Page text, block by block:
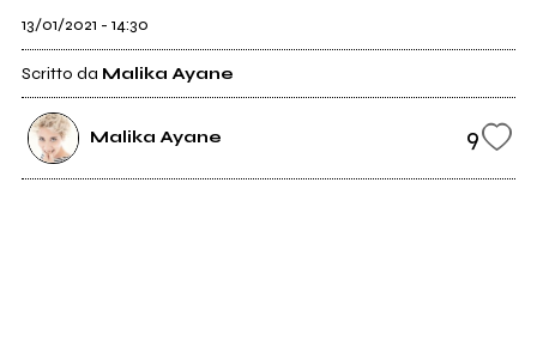
13/01/2021 - 14:30
Scritto da Malika Ayane
Malika Ayane 9